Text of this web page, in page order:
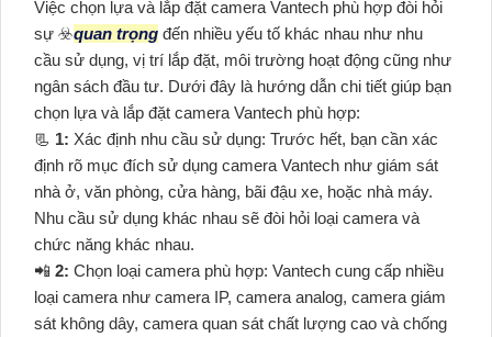
Việc chọn lựa và lắp đặt camera Vantech phù hợp đòi hỏi
sự ☣️quan trọng đến nhiều yếu tố khác nhau như nhu
cầu sử dụng, vị trí lắp đặt, môi trường hoạt động cũng như
ngân sách đầu tư. Dưới đây là hướng dẫn chi tiết giúp bạn
chọn lựa và lắp đặt camera Vantech phù hợp:
📃 1: Xác định nhu cầu sử dụng: Trước hết, bạn cần xác
định rõ mục đích sử dụng camera Vantech như giám sát
nhà ở, văn phòng, cửa hàng, bãi đậu xe, hoặc nhà máy.
Nhu cầu sử dụng khác nhau sẽ đòi hỏi loại camera và
chức năng khác nhau.
📲 2: Chọn loại camera phù hợp: Vantech cung cấp nhiều
loại camera như camera IP, camera analog, camera giám
sát không dây, camera quan sát chất lượng cao và chống